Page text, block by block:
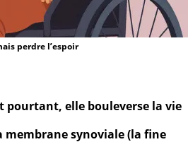
perdre l’espoir
pourtant, elle bouleverse la vie
membrane synoviale (la fine